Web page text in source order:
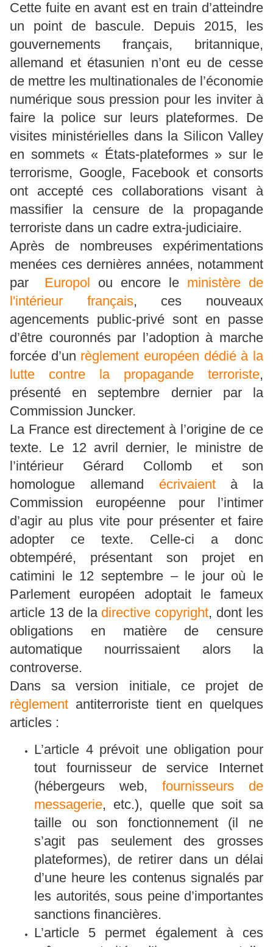
Cette fuite en avant est en train d’atteindre
un point de bascule. Depuis 2015, les
gouvernements français, britannique,
allemand et étasunien n’ont eu de cesse
de mettre les multinationales de l’économie
numérique sous pression pour les inviter à
faire la police sur leurs plateformes. De
visites ministérielles dans la Silicon Valley
en sommets « États-plateformes » sur le
terrorisme, Google, Facebook et consorts
ont accepté ces collaborations visant à
massifier la censure de la propagande
terroriste dans un cadre extra-judiciaire.
Après de nombreuses expérimentations
menées ces dernières années, notamment
par Europol ou encore le ministère de
l'intérieur français, ces nouveaux
agencements public-privé sont en passe
d’être couronnés par l’adoption à marche
forcée d’un règlement européen dédié à la
lutte contre la propagande terroriste,
présenté en septembre dernier par la
Commission Juncker.
La France est directement à l’origine de ce
texte. Le 12 avril dernier, le ministre de
l’intérieur Gérard Collomb et son
homologue allemand écrivaientà la
Commission européenne pour l’intimer
d’agir au plus vite pour présenter et faire
adopter ce texte. Celle-ci a donc
obtempéré, présentant son projet en
catimini le 12 septembre – le jour où le
Parlement européen adoptait le fameux
article 13 de la directive copyright, dont les
obligations en matière de censure
automatique nourrissaient alors la
controverse.
Dans sa version initiale, ce projet de
règlement antiterroriste tient en quelques
articles :
L’article 4 prévoit une obligation pour
tout fournisseur de service Internet
(hébergeurs web, fournisseurs de
messagerie, etc.), quelle que soit sa
taille ou son fonctionnement (il ne
s’agit pas seulement des grosses
plateformes), de retirer dans un délai
d’une heure les contenus signalés par
les autorités, sous peine d’importantes
sanctions financières.
L’article 5 permet également à ces